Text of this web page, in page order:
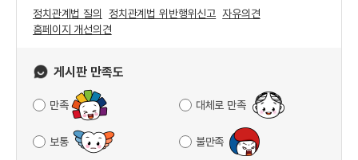
정치관계법 질의 정치관계법 위반행위신고 자유의견
홈페이지 개선의견
게시판 만족도
만족 대체로 만족
보통 불만족